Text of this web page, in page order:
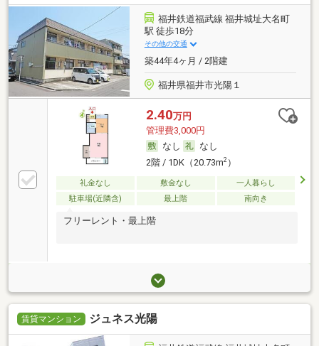
福井鉄道福武線 福井城址大名町
駅 徒歩18分
その他の交通
築44年4ヶ月 / 2階建
福井県福井市光陽１
2.40万円
管理費3,000円
なし
なし
2階 / 1DK（20.73m2）
礼金なし 敷金なし
一人暮らし
駐車場(近隣含)
最上階 南向き
フリーレント・最上階
賃貸マンション ジュネス光陽